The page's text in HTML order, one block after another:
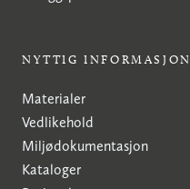
NYTTIG INFORMASJON
Materialer
Vedlikehold
Miljødokumentasjon
Kataloger